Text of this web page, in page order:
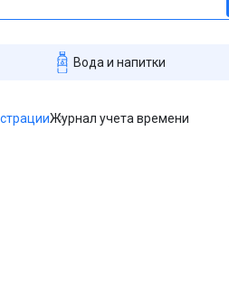
Вода и напитки
Журнал учета времени